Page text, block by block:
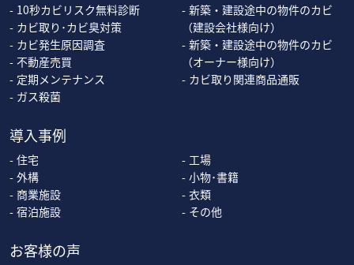
10秒カビリスク無料診断
カビ取り･カビ臭対策
カビ発生原因調査
不動産売買
定期メンテナンス
ガス殺菌
新築・建設途中の物件のカビ
（建設会社様向け）
新築・建設途中の物件のカビ
（オーナー様向け）
カビ取り関連商品通販
お客様の声
導入事例
住宅
外構
商業施設
宿泊施設
工場
小物･書籍
衣類
その他